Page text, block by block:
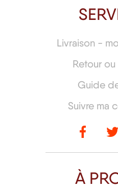
Livraison -
Retour
Guide
Suivre ma
À